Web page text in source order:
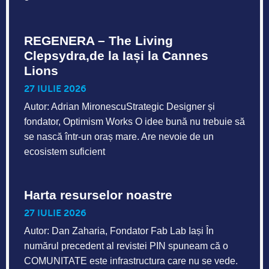
REGENERA – The Living
Clepsydra,de la Iași la Cannes
Lions
27 IULIE 2026
Autor: Adrian MironescuStrategic Designer și
fondator, Optimism Works O idee bună nu trebuie să
se nască într-un oraș mare. Are nevoie de un
ecosistem suficient
Harta resurselor noastre
27 IULIE 2026
Autor: Dan Zaharia, Fondator Fab Lab Iași În
numărul precedent al revistei PIN spuneam că o
COMUNITATE este infrastructura care nu se vede.